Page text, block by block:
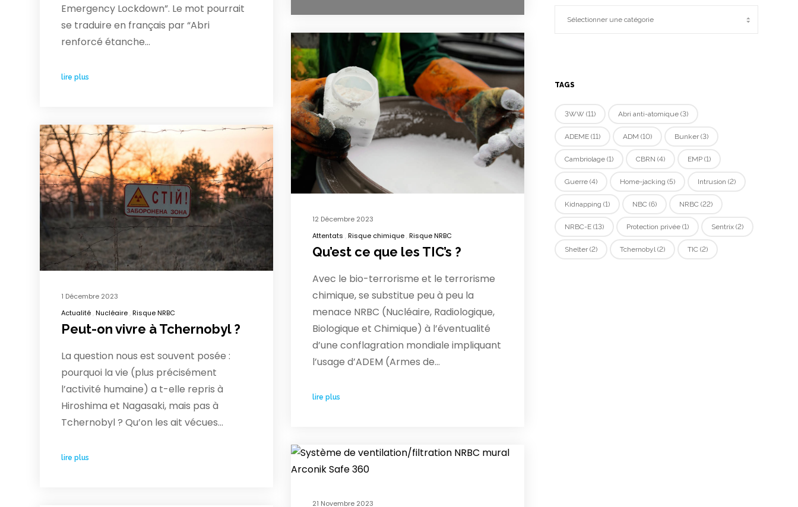
Emergency Lockdown”. Le mot pourrait
se traduire en français par “Abri
renforcé étanche…
lire plus
12 Décembre 2023
Attentats Risque chimique Risque NRBC
Qu’est ce que les TIC’s ?
Avec le bio-terrorisme et le terrorisme
chimique, se substitue peu à peu la
menace NRBC (Nucléaire, Radiologique,
Biologique et Chimique) à l’éventualité
d’une conflagration mondiale impliquant
l’usage d’ADEM (Armes de…
lire plus
1 Décembre 2023
Actualité Nucléaire Risque NRBC
Peut-on vivre à Tchernobyl ?
La question nous est souvent posée :
pourquoi la vie (plus précisément
l’activité humaine) a t-elle repris à
Hiroshima et Nagasaki, mais pas à
Tchernobyl ? Qu’on les ait vécues…
lire plus
21 Novembre 2023
TAGS
3WW(11) Abri anti-atomique(3)
ADEME(11) ADM (10) Bunker(3)
Cambriolage(1) CBRN (4) EMP(1)
Guerre(4) Home-jacking (5) Intrusion (2)
Kidnapping (1) NBC(6) NRBC(22)
NRBC-E(13) Protection privée(1) Sentrix(2)
Shelter(2) Tchernobyl (2) TIC(2)